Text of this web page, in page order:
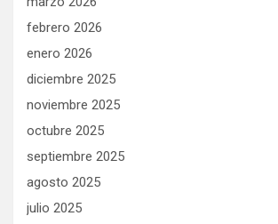
febrero 2026
enero 2026
diciembre 2025
noviembre 2025
octubre 2025
septiembre 2025
agosto 2025
julio 2025